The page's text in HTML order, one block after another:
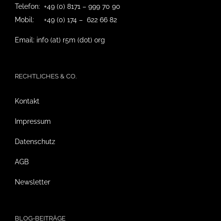
Telefon: +49 (0) 8171 – 999 70 90
Mobil: +49 (0) 174 – 622 66 82
Email: info (at) r5m (dot) org
RECHTLICHES & CO.
Kontakt
Impressum
Datenschutz
AGB
Newsletter
BLOG-BEITRÄGE